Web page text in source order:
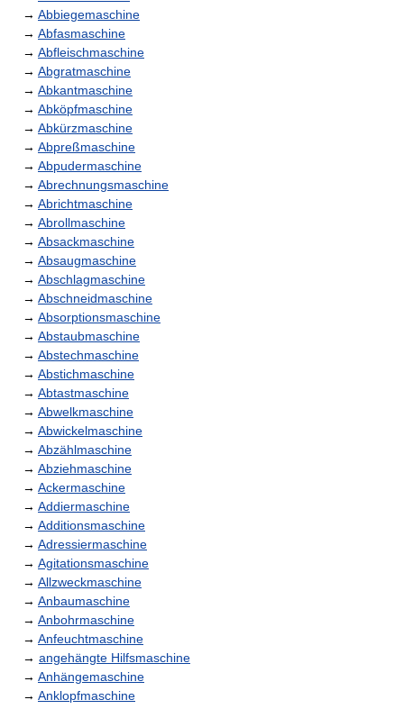
→ Abbiegemaschine
→ Abfasmaschine
→ Abfleischmaschine
→ Abgratmaschine
→ Abkantmaschine
→ Abköpfmaschine
→ Abkürzmaschine
→ Abpreßmaschine
→ Abpudermaschine
→ Abrechnungsmaschine
→ Abrichtmaschine
→ Abrollmaschine
→ Absackmaschine
→ Absaugmaschine
→ Abschlagmaschine
→ Abschneidmaschine
→ Absorptionsmaschine
→ Abstaubmaschine
→ Abstechmaschine
→ Abstichmaschine
→ Abtastmaschine
→ Abwelkmaschine
→ Abwickelmaschine
→ Abzählmaschine
→ Abziehmaschine
→ Ackermaschine
→ Addiermaschine
→ Additionsmaschine
→ Adressiermaschine
→ Agitationsmaschine
→ Allzweckmaschine
→ Anbaumaschine
→ Anbohrmaschine
→ Anfeuchtmaschine
→ angehängte Hilfsmaschine
→ Anhängemaschine
→ Anklopfmaschine